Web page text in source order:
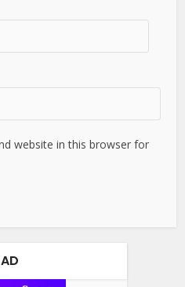
website in this browser for
AD